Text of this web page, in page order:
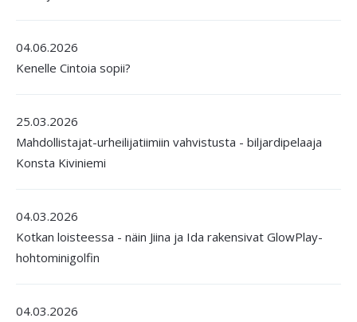
04.06.2026
Kenelle Cintoia sopii?
25.03.2026
Mahdollistajat-urheilijatiimiin vahvistusta - biljardipelaaja
Konsta Kiviniemi
04.03.2026
Kotkan loisteessa - näin Jiina ja Ida rakensivat GlowPlay-
hohtominigolfin
04.03.2026